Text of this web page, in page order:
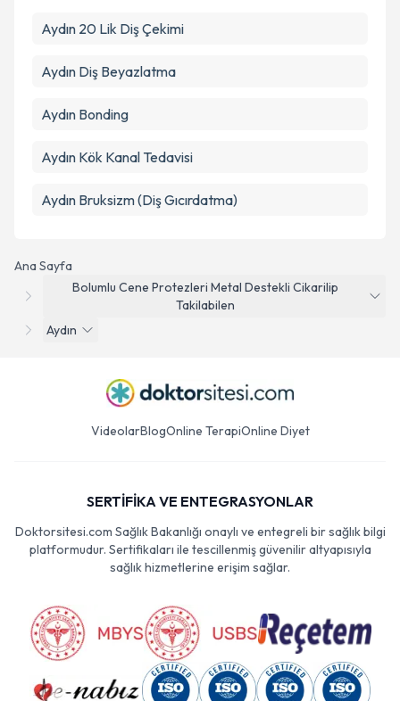
Ana Sayfa
Bolumlu Cene Protezleri Metal Destekli Cikarilip
Takilabilen
Aydın
Aydın 20 Lik Diş Çekimi
Aydın Diş Beyazlatma
Aydın Bonding
Aydın Kök Kanal Tedavisi
Aydın Bruksizm (Diş Gıcırdatma)
VideolarBlogOnline TerapiOnline Diyet
SERTİFİKA VE ENTEGRASYONLAR
Doktorsitesi.com Sağlık Bakanlığı onaylı ve entegreli bir sağlık bilgi
platformudur. Sertifikaları ile tescillenmiş güvenilir altyapısıyla
sağlık hizmetlerine erişim sağlar.